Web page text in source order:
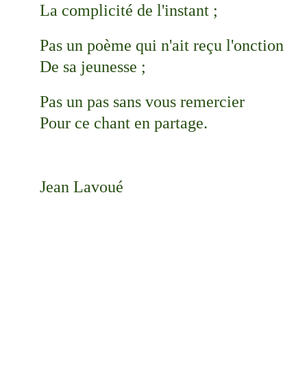
La complicité de l'instant ;
Pas un poème qui n'ait reçu l'onction
De sa jeunesse ;
Pas un pas sans vous remercier
Pour ce chant en partage.
Jean Lavoué